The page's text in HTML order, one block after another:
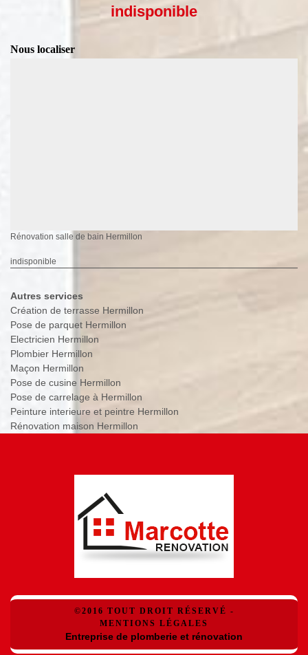
indisponible
Nous localiser
Rénovation salle de bain Hermillon
indisponible
Autres services
Création de terrasse Hermillon
Pose de parquet Hermillon
Electricien Hermillon
Plombier Hermillon
Maçon Hermillon
Pose de cusine Hermillon
Pose de carrelage à Hermillon
Peinture interieure et peintre Hermillon
Rénovation maison Hermillon
©2016 TOUT DROIT RÉSERVÉ -
MENTIONS LÉGALES
Entreprise de plomberie et rénovation